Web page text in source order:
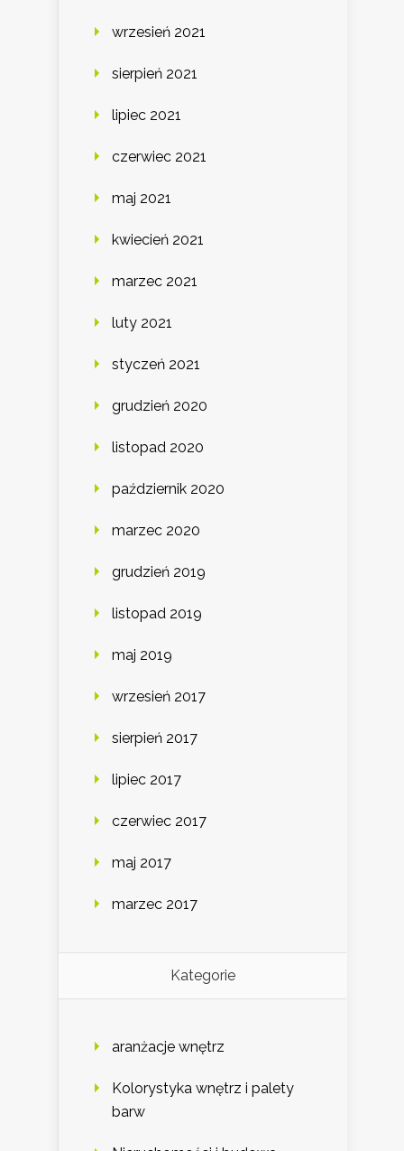
wrzesień 2021
sierpień 2021
lipiec 2021
czerwiec 2021
maj 2021
kwiecień 2021
marzec 2021
luty 2021
styczeń 2021
grudzień 2020
listopad 2020
październik 2020
marzec 2020
grudzień 2019
listopad 2019
maj 2019
wrzesień 2017
sierpień 2017
lipiec 2017
czerwiec 2017
maj 2017
marzec 2017
Kategorie
aranżacje wnętrz
Kolorystyka wnętrz i palety
barw